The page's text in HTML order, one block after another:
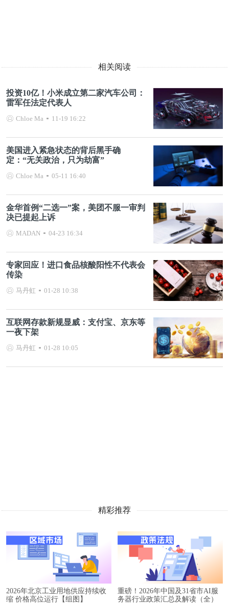
相关阅读
投资10亿！小米成立第二家汽车公司：
雷军任法定代表人
Chloe Ma 11-19 16:22
美国进入紧急状态的背后黑手确
定：“无关政治，只为劫富”
Chloe Ma 05-11 16:40
金华首例“二选一”案，美团不服一审判
决已提起上诉
MADAN 04-23 16:34
专家回应！进口食品核酸阳性不代表会
传染
马丹虹 01-28 10:38
互联网存款新规显威：支付宝、京东等
一夜下架
马丹虹 01-28 10:05
精彩推荐
2026年北京工业用地供应持续收
缩 价格高位运行【组图】
重磅！2026年中国及31省市AI服
务器行业政策汇总及解读（全）